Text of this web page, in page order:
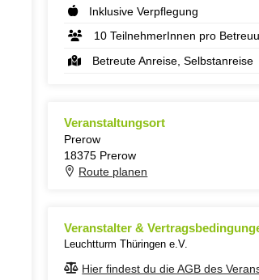
Inklusive Verpflegung
10 TeilnehmerInnen pro
Betreute Anreise, Selbstanreise
Veranstaltungsort
Prerow
18375 Prerow
Route planen
Veranstalter &
Leuchtturm Thüringen e.V.
Hier findest du die AGB des